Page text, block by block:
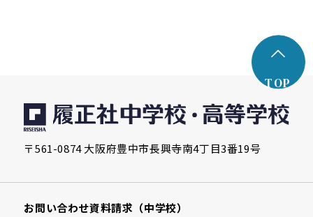
TOP
〒561-0874 大阪府豊中市長興寺南4丁目3番19号
お問い合わせ資料請求（中学校）